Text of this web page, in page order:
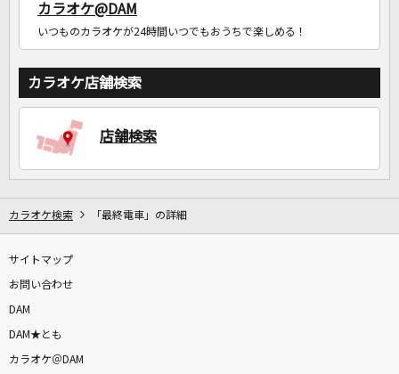
カラオケ@DAM
いつものカラオケが24時間いつでもおうちで楽しめる！
カラオケ店舗検索
店舗検索
カラオケ検索 「最終電車」の詳細
サイトマップ
お問い合わせ
DAM
DAM★とも
カラオケ＠DAM